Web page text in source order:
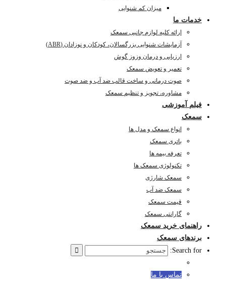
میزان کم شنوایی
خدمات ما
ارائه کلیه لوازم جانبی سمعک
آزمایشات شنوایی بزرگسالان، کودکان و نوزادان (ABR)
ارزیابی و درمان وزوز گوش
تعمیر و تعویض سمعک
صوت درمانی و ساخت قالب ضد آب و ضد صوت
مشاوره، تجویز و تنظیم سمعک
فیلم آموزشی
سمعک
انواع سمعک و مدل ها
باتری سمعک
تعرفه بیمه ها
تکنولوژی سمعک ها
سمعک شارژی
سمعک ضد آب
قیمت سمعک
گارانتی سمعک
راهنمای خرید سمعک
برندهای سمعک
Search for:
تماس با ما